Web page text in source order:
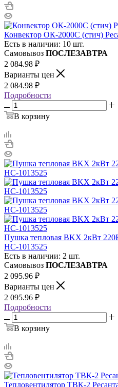
Конвектор ОК-2000С (стич)
Есть в наличии: 10 шт.
Самовывоз ПОСЛЕЗАВТРА
2 084.98 ₽
Варианты цен
2 084.98 ₽
Подробности
В корзину
Пушка тепловая BKX 2кВт
НС-1013525
Есть в наличии: 2 шт.
Самовывоз ПОСЛЕЗАВТРА
2 095.96 ₽
Варианты цен
2 095.96 ₽
Подробности
В корзину
Тепловентилятор ТВК-2